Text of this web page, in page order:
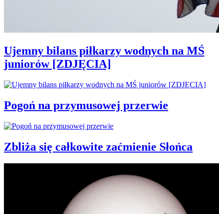
Ujemny bilans piłkarzy wodnych na MŚ
juniorów [ZDJĘCIA]
Pogoń na przymusowej przerwie
Zbliża się całkowite zaćmienie Słońca